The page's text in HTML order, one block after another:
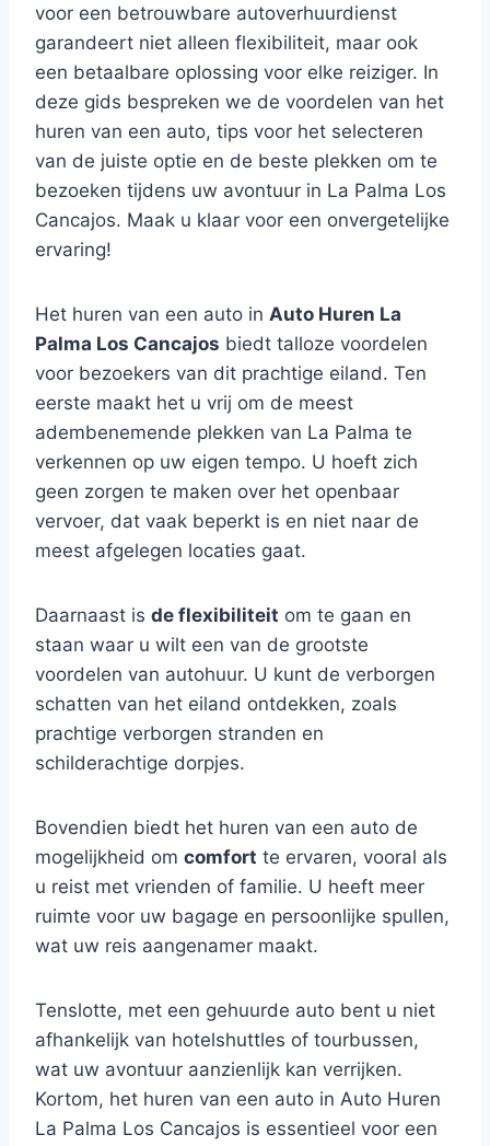
voor een betrouwbare autoverhuurdienst
garandeert niet alleen flexibiliteit, maar ook
een betaalbare oplossing voor elke reiziger. In
deze gids bespreken we de voordelen van het
huren van een auto, tips voor het selecteren
van de juiste optie en de beste plekken om te
bezoeken tijdens uw avontuur in La Palma Los
Cancajos. Maak u klaar voor een onvergetelijke
ervaring!
Het huren van een auto in Auto Huren La
Palma Los Cancajos biedt talloze voordelen
voor bezoekers van dit prachtige eiland. Ten
eerste maakt het u vrij om de meest
adembenemende plekken van La Palma te
verkennen op uw eigen tempo. U hoeft zich
geen zorgen te maken over het openbaar
vervoer, dat vaak beperkt is en niet naar de
meest afgelegen locaties gaat.
Daarnaast is de flexibiliteit om te gaan en
staan waar u wilt een van de grootste
voordelen van autohuur. U kunt de verborgen
schatten van het eiland ontdekken, zoals
prachtige verborgen stranden en
schilderachtige dorpjes.
Bovendien biedt het huren van een auto de
mogelijkheid om comfort te ervaren, vooral als
u reist met vrienden of familie. U heeft meer
ruimte voor uw bagage en persoonlijke spullen,
wat uw reis aangenamer maakt.
Tenslotte, met een gehuurde auto bent u niet
afhankelijk van hotelshuttles of tourbussen,
wat uw avontuur aanzienlijk kan verrijken.
Kortom, het huren van een auto in Auto Huren
La Palma Los Cancajos is essentieel voor een